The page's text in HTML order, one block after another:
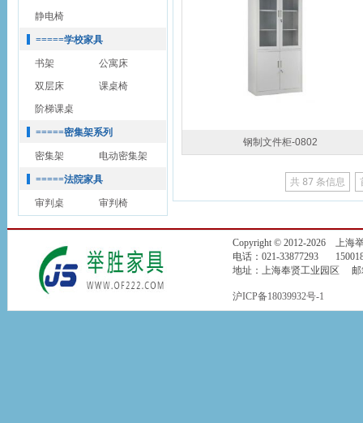
静电椅
=====学校家具
书架
公寓床
双层床
课桌椅
阶梯课桌
=====密集架系列
密集架 电动密集架
=====法院家具
审判桌 审判椅
钢制文件柜-0802
共 87条信息
Copyright © 2012-2026 上海
电话：021-33877293
地址：上海奉贤工业园区 邮
沪ICP备18039932号-1